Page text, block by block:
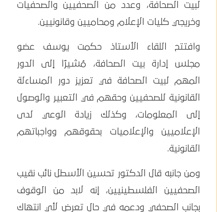
لبيت الصحافة، وعدد من الصحفيين والصحفيات
وخريجي كليات الإعلام ومحاميين وقانونيين.
وافتتح اللقاء الأستاذ حكمت يوسف عضو
مجلس إدارة بيت الصحافة، مُشيرًا إلى الدور
المهم لبيت الصحافة في تعزيز دور المساءلة
القانونية للصحفيين وحقهم في التعبير والوصول
إلى المعلومات، وكذلك زيادة الوعي لدى
الإعلاميين والإعلاميات بحقوقهم وواجباتهم
القانونية.
ومن جانبه قال الدكتور تحسين الأسطل نائب نقيب
الصحفيين الفلسطينيين، إنه لابد من الوقوف
بجانب الصحفي ودعمه في حال تعرض لأي انتهاك